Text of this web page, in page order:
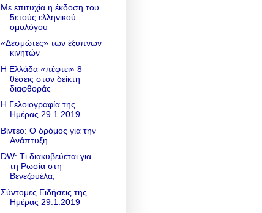
Με επιτυχία η έκδοση του
5ετούς ελληνικού
ομολόγου
«Δεσμώτες» των έξυπνων
κινητών
Η Ελλάδα «πέφτει» 8
θέσεις στον δείκτη
διαφθοράς
Η Γελοιογραφία της
Ημέρας 29.1.2019
Βίντεο: O δρόμος για την
Ανάπτυξη
DW: Tι διακυβεύεται για
τη Ρωσία στη
Βενεζουέλα;
Σύντομες Ειδήσεις της
Ημέρας 29.1.2019